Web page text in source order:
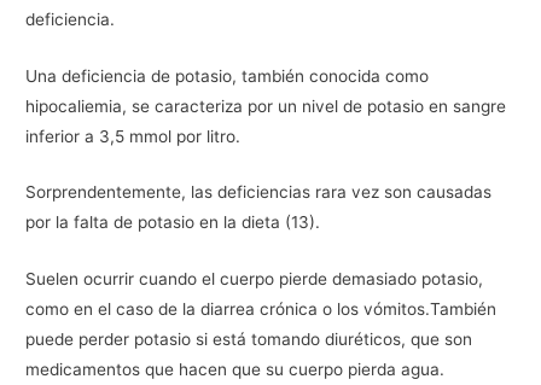
deficiencia.
Una deficiencia de potasio, también conocida como
hipocaliemia, se caracteriza por un nivel de potasio en sangre
inferior a 3,5 mmol por litro.
Sorprendentemente, las deficiencias rara vez son causadas
por la falta de potasio en la dieta (13).
Suelen ocurrir cuando el cuerpo pierde demasiado potasio,
como en el caso de la diarrea crónica o los vómitos.También
puede perder potasio si está tomando diuréticos, que son
medicamentos que hacen que su cuerpo pierda agua.